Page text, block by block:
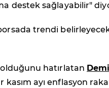
destek sağlayabilir"
trendi
hatırlatan
ayı enflasyon